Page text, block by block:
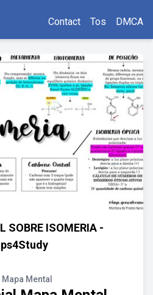
Contact Tos DMCA
SOBRE ISOMERIA -
Mental